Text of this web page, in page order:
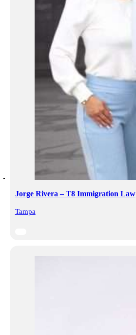
Jorge Rivera – T8 Immigration Law
Tampa